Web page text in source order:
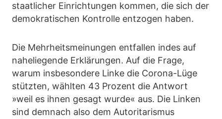
staatlicher Einrichtungen kommen, die sich der
demokratischen Kontrolle entzogen haben.
Die Mehrheitsmeinungen entfallen indes auf
naheliegende Erklärungen. Auf die Frage,
warum insbesondere Linke die Corona-Lüge
stützten, wählten 43 Prozent die Antwort
»weil es ihnen gesagt wurde« aus. Die Linken
sind demnach also dem Autoritarismus